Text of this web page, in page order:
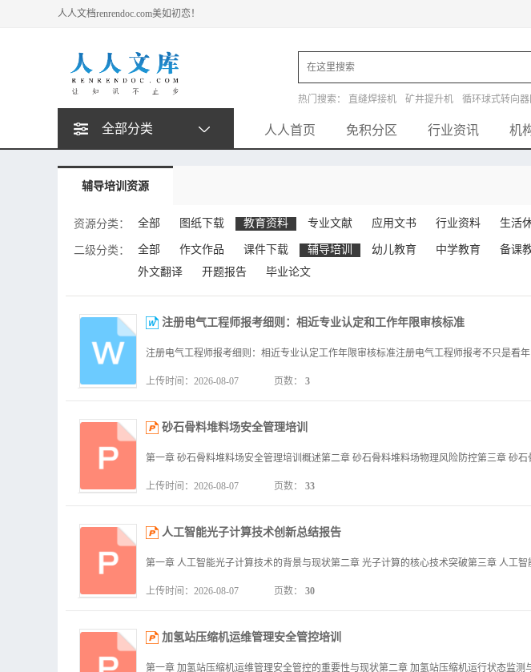
人人文档renrendoc.com美如初恋！
热门搜索： 直缝焊接机 矿井提升机 循环球式转向
全部分类 人人首页 免积分区 行业资讯 机
辅导培训资源
资源分类： 全部 图纸下载 教育资料 专业文献 应用文书 行业资料 生活
二级分类： 全部 作文作品 课件下载 辅导培训 幼儿教育 中学教育 备课
外文翻译
开题报告 毕业论文
注册电气工程师报考细则：相近专业认定和工作年限审核标准
上传时间：2026-08-07 页数： 3
砂石骨料堆料场安全管理培训
上传时间：2026-08-07 页数： 33
人工智能光子计算技术创新总结报告
上传时间：2026-08-07 页数： 30
加氢站压缩机运维管理安全管控培训